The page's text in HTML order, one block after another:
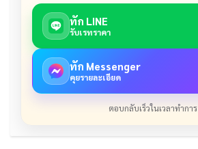
ทัก LINE
รับเรทราคา
ทัก Messenger
คุยรายละเอียด
ตอบกลับเร็วในเวลาทำการ